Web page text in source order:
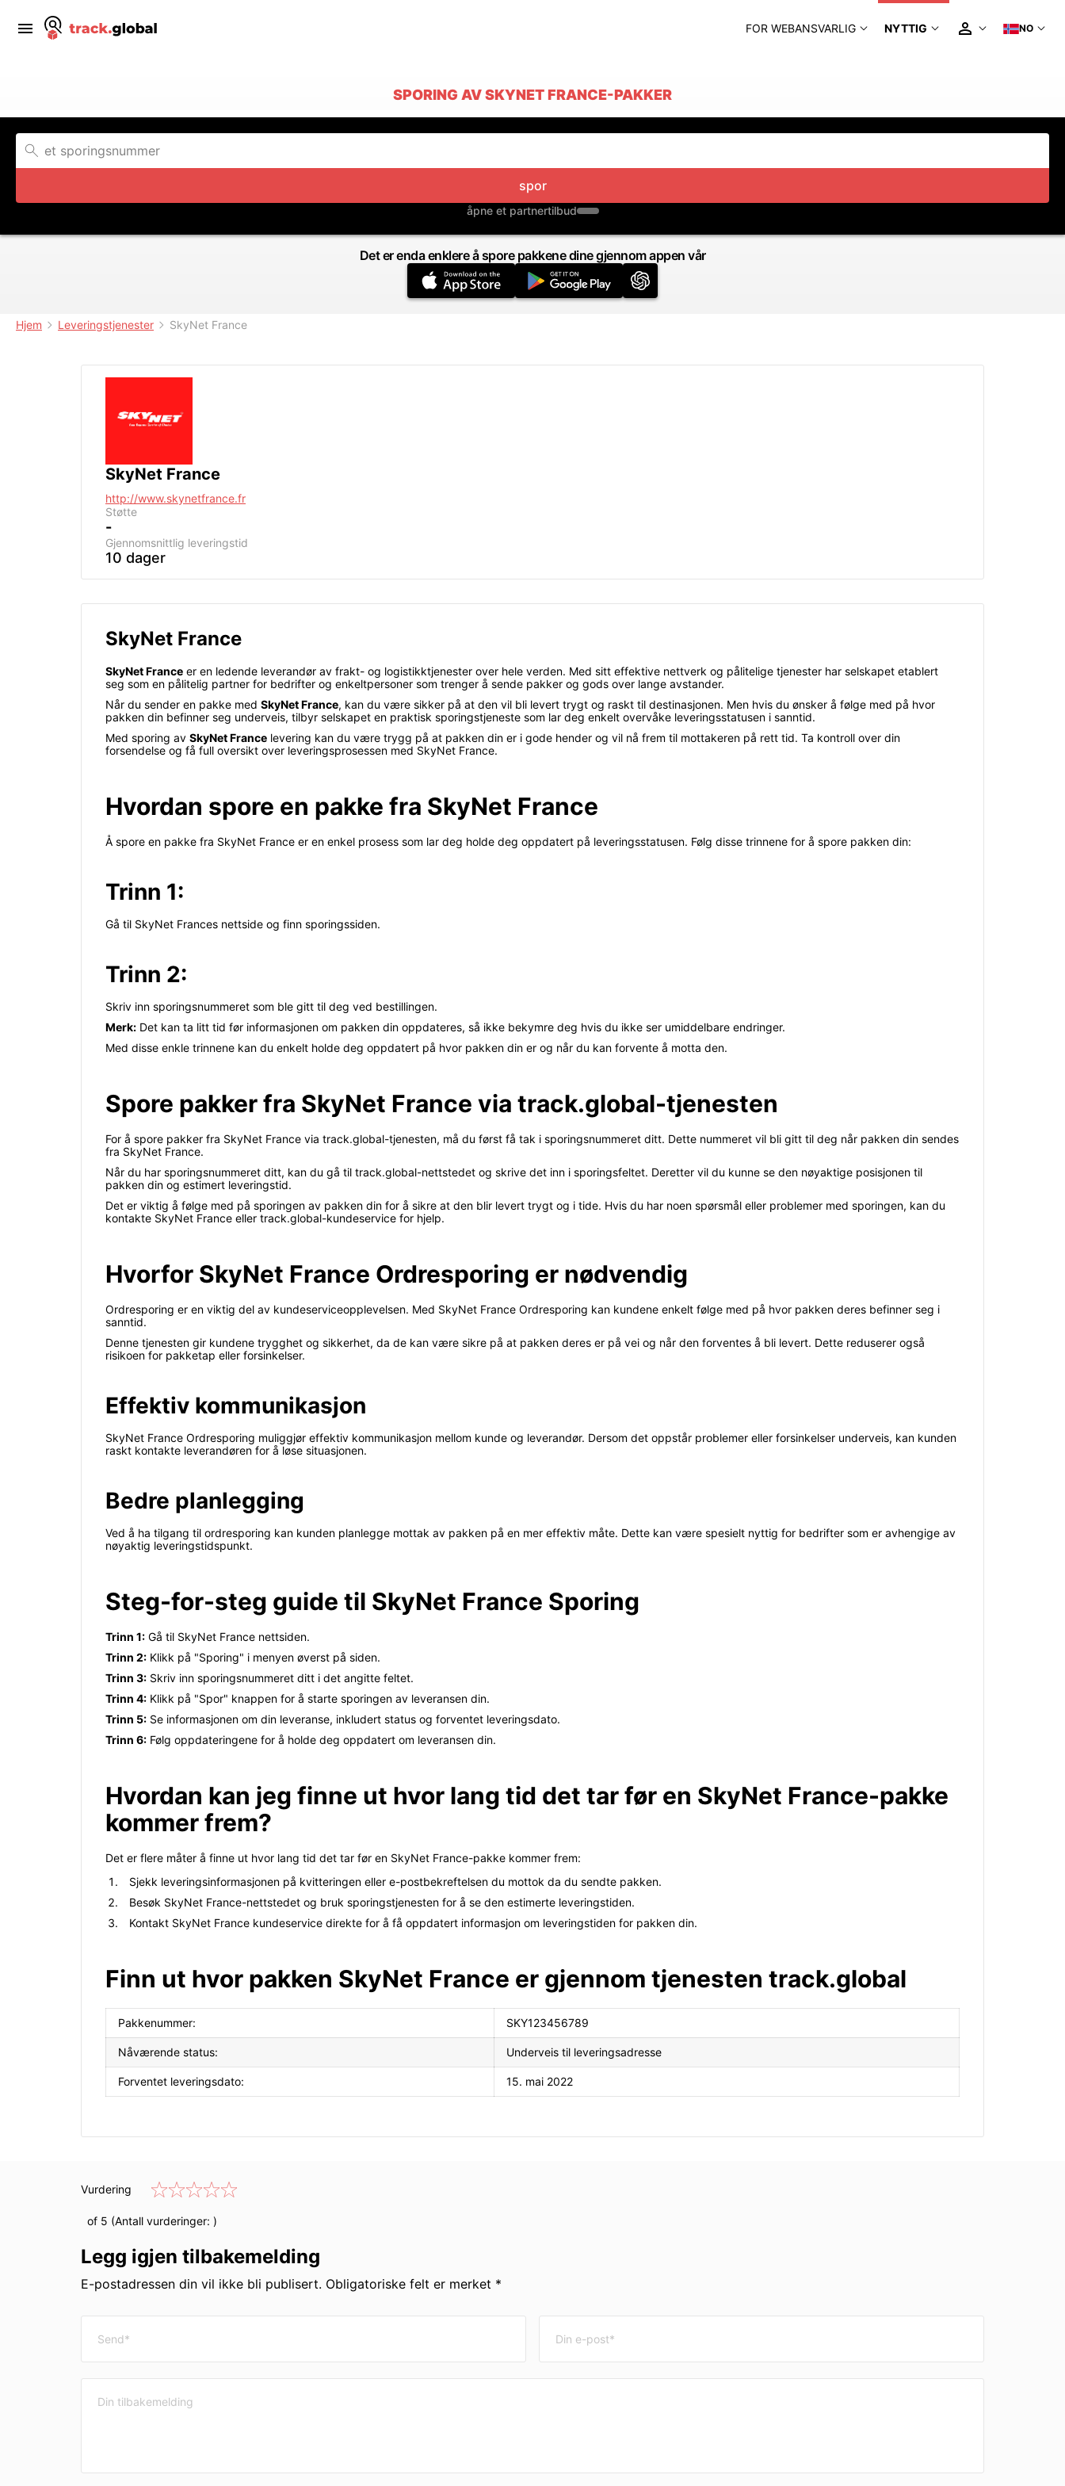
FOR WEBANSVARLIG NYTTIG NO
SPORING AV SKYNET FRANCE-PAKKER
spor
åpne et partnertilbud
Det er enda enklere å spore pakkene dine gjennom appen vår
Hjem Leveringstjenester SkyNet France
SkyNet France
http://www.skynetfrance.fr
Støtte
-
Gjennomsnittlig leveringstid
10 dager
SkyNet France
SkyNet France er en ledende leverandør av frakt- og logistikktjenester over hele verden. Med sitt effektive nettverk og pålitelige tjenester har selskapet etablert
seg som en pålitelig partner for bedrifter og enkeltpersoner som trenger å sende pakker og gods over lange avstander.
Når du sender en pakke med SkyNet France, kan du være sikker på at den vil bli levert trygt og raskt til destinasjonen. Men hvis du ønsker å følge med på hvor
pakken din befinner seg underveis, tilbyr selskapet en praktisk sporingstjeneste som lar deg enkelt overvåke leveringsstatusen i sanntid.
Med sporing av SkyNet France levering kan du være trygg på at pakken din er i gode hender og vil nå frem til mottakeren på rett tid. Ta kontroll over din
forsendelse og få full oversikt over leveringsprosessen med SkyNet France.
Hvordan spore en pakke fra SkyNet France
Å spore en pakke fra SkyNet France er en enkel prosess som lar deg holde deg oppdatert på leveringsstatusen. Følg disse trinnene for å spore pakken din:
Trinn 1:
Gå til SkyNet Frances nettside og finn sporingssiden.
Trinn 2:
Skriv inn sporingsnummeret som ble gitt til deg ved bestillingen.
Merk: Det kan ta litt tid før informasjonen om pakken din oppdateres, så ikke bekymre deg hvis du ikke ser umiddelbare endringer.
Med disse enkle trinnene kan du enkelt holde deg oppdatert på hvor pakken din er og når du kan forvente å motta den.
Spore pakker fra SkyNet France via track.global-tjenesten
For å spore pakker fra SkyNet France via track.global-tjenesten, må du først få tak i sporingsnummeret ditt. Dette nummeret vil bli gitt til deg når pakken din sendes
fra SkyNet France.
Når du har sporingsnummeret ditt, kan du gå til track.global-nettstedet og skrive det inn i sporingsfeltet. Deretter vil du kunne se den nøyaktige posisjonen til
pakken din og estimert leveringstid.
Det er viktig å følge med på sporingen av pakken din for å sikre at den blir levert trygt og i tide. Hvis du har noen spørsmål eller problemer med sporingen, kan du
kontakte SkyNet France eller track.global-kundeservice for hjelp.
Hvorfor SkyNet France Ordresporing er nødvendig
Ordresporing er en viktig del av kundeserviceopplevelsen. Med SkyNet France Ordresporing kan kundene enkelt følge med på hvor pakken deres befinner seg i
sanntid.
Denne tjenesten gir kundene trygghet og sikkerhet, da de kan være sikre på at pakken deres er på vei og når den forventes å bli levert. Dette reduserer også
risikoen for pakketap eller forsinkelser.
Effektiv kommunikasjon
SkyNet France Ordresporing muliggjør effektiv kommunikasjon mellom kunde og leverandør. Dersom det oppstår problemer eller forsinkelser underveis, kan kunden
raskt kontakte leverandøren for å løse situasjonen.
Bedre planlegging
Ved å ha tilgang til ordresporing kan kunden planlegge mottak av pakken på en mer effektiv måte. Dette kan være spesielt nyttig for bedrifter som er avhengige av
nøyaktig leveringstidspunkt.
Steg-for-steg guide til SkyNet France Sporing
Trinn 1: Gå til SkyNet France nettsiden.
Trinn 2: Klikk på "Sporing" i menyen øverst på siden.
Trinn 3: Skriv inn sporingsnummeret ditt i det angitte feltet.
Trinn 4: Klikk på "Spor" knappen for å starte sporingen av leveransen din.
Trinn 5: Se informasjonen om din leveranse, inkludert status og forventet leveringsdato.
Trinn 6: Følg oppdateringene for å holde deg oppdatert om leveransen din.
Hvordan kan jeg finne ut hvor lang tid det tar før en SkyNet France-pakke
kommer frem?
Det er flere måter å finne ut hvor lang tid det tar før en SkyNet France-pakke kommer frem:
Sjekk leveringsinformasjonen på kvitteringen eller e-postbekreftelsen du mottok da du sendte pakken.
Besøk SkyNet France-nettstedet og bruk sporingstjenesten for å se den estimerte leveringstiden.
Kontakt SkyNet France kundeservice direkte for å få oppdatert informasjon om leveringstiden for pakken din.
Finn ut hvor pakken SkyNet France er gjennom tjenesten track.global
Pakkenummer: SKY123456789
Nåværende status: Underveis til leveringsadresse
Forventet leveringsdato: 15. mai 2022
Vurdering
of 5 (Antall vurderinger: )
Legg igjen tilbakemelding
E-postadressen din vil ikke bli publisert. Obligatoriske felt er merket *